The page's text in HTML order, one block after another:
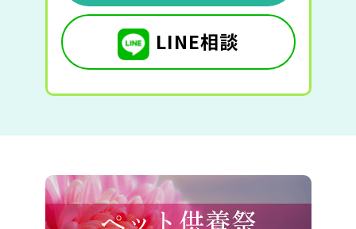
LINE相談